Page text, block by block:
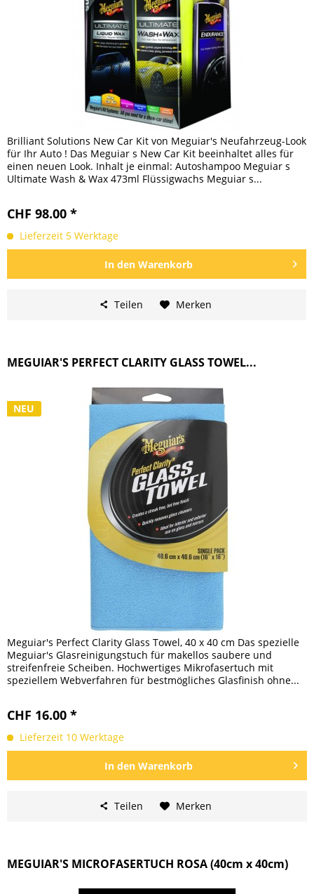
Brilliant Solutions New Car Kit von Meguiar's Neufahrzeug-Look
für Ihr Auto ! Das Meguiar s New Car Kit beeinhaltet alles für
einen neuen Look. Inhalt je einmal: Autoshampoo Meguiar s
Ultimate Wash & Wax 473ml Flüssigwachs Meguiar s...
CHF 98.00 *
Lieferzeit 5 Werktage
In den Warenkorb
Teilen Merken
MEGUIAR'S PERFECT CLARITY GLASS TOWEL...
NEU
Meguiar's Perfect Clarity Glass Towel, 40 x 40 cm Das spezielle
Meguiar's Glasreinigungstuch für makellos saubere und
streifenfreie Scheiben. Hochwertiges Mikrofasertuch mit
speziellem Webverfahren für bestmögliches Glasfinish ohne...
CHF 16.00 *
Lieferzeit 10 Werktage
In den Warenkorb
Teilen Merken
MEGUIAR'S MICROFASERTUCH ROSA (40cm x 40cm)